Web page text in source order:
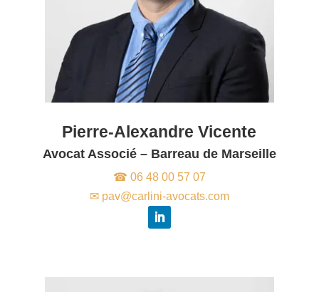
Pierre-Alexandre Vicente
Avocat Associé – Barreau de Marseille
☎ 06 48 00 57 07
✉ pav@carlini-avocats.com